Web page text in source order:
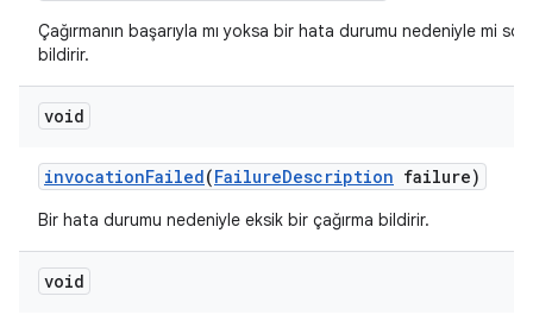
Çağırmanın başarıyla mı yoksa bir hata durumu nedeniyle mi
bildirir.
void
invocationFailed(FailureDescription failure)
Bir hata durumu nedeniyle eksik bir çağırma bildirir.
void